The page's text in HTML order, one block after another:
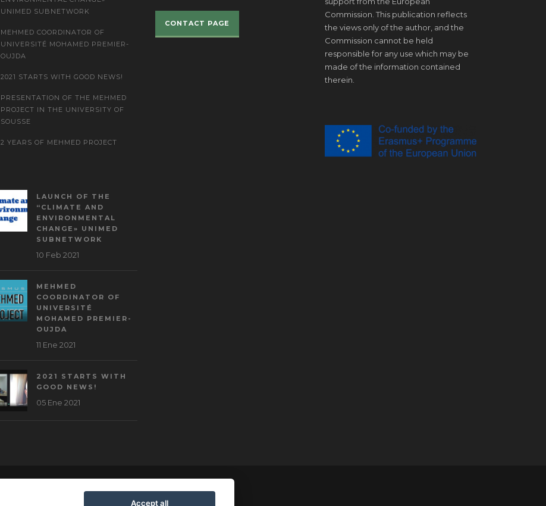
UNIMED SUBNETWORK
MEHMED COORDINATOR OF
UNIVERSITÉ MOHAMED PREMIER-
OUJDA
2021 STARTS WITH GOOD NEWS!
PRESENTATION OF THE MEHMED
PROJECT IN THE UNIVERSITY OF
SOUSSE
2 YEARS OF MEHMED PROJECT
LAUNCH OF THE
“CLIMATE AND
ENVIRONMENTAL
CHANGE» UNIMED
SUBNETWORK
10 Feb 2021
MEHMED
COORDINATOR OF
UNIVERSITÉ
MOHAMED PREMIER-
OUJDA
11 Ene 2021
2021 STARTS WITH
GOOD NEWS!
05 Ene 2021
CONTACT PAGE
Commission. This publication reflects
the views only of the author, and the
Commission cannot be held
responsible for any use which may be
made of the information contained
therein.
Accept all